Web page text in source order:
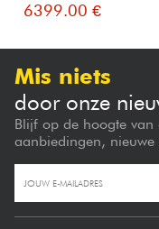
6399.00 €
Mis niets
door onze
Blijf op de hoogte van
aanbiedingen, nieuwe